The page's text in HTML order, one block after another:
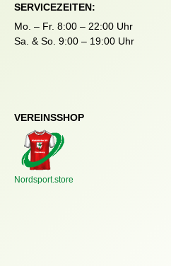
SERVICEZEITEN:
Mo. – Fr. 8:00 – 22:00 Uhr
Sa. & So. 9:00 – 19:00 Uhr
VEREINSSHOP
Nordsport.store